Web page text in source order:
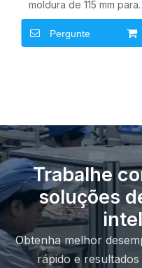
moldura de 115 mm para
aplicações de
direto para serviços
pesados
Pergunte
Trabalhe
soluções
Obtenha melhor
rápido e